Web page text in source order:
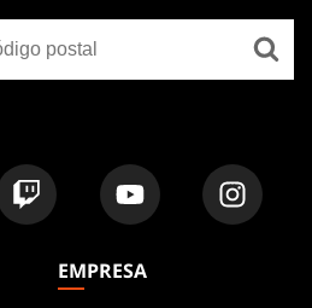
EMPRESA